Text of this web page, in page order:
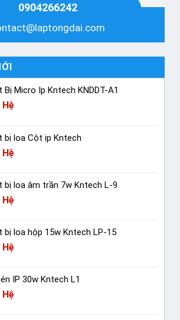
0904266242
Bị Micro Ip Kntech KNDDT-A1
Hệ
bị loa Cột ip Kntech
Hệ
bị loa âm trần 7w Kntech L-9
Hệ
bị loa hộp 15w Kntech LP-15
Hệ
IP 30w Kntech L1
Hệ